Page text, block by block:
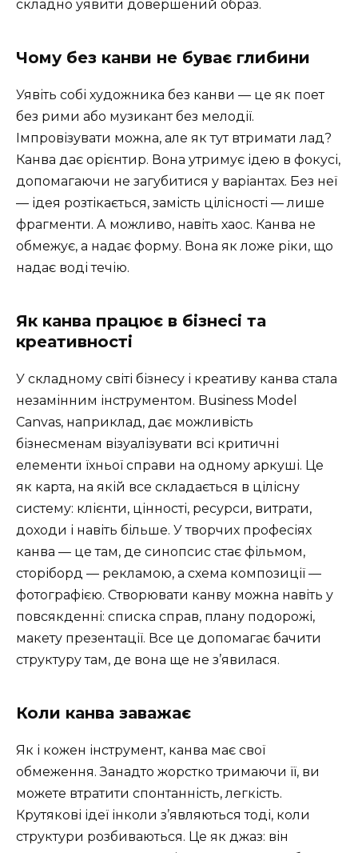
складно уявити довершений образ.
Чому без канви не буває глибини
Уявіть собі художника без канви — це як поет
без рими або музикант без мелодії.
Імпровізувати можна, але як тут втримати лад?
Канва дає орієнтир. Вона утримує ідею в фокусі,
допомагаючи не загубитися у варіантах. Без неї
— ідея розтікається, замість цілісності — лише
фрагменти. А можливо, навіть хаос. Канва не
обмежує, а надає форму. Вона як ложе ріки, що
надає воді течію.
Як канва працює в бізнесі та
креативності
У складному світі бізнесу і креативу канва стала
незамінним інструментом. Business Model
Canvas, наприклад, дає можливість
бізнесменам візуалізувати всі критичні
елементи їхньої справи на одному аркуші. Це
як карта, на якій все складається в цілісну
систему: клієнти, цінності, ресурси, витрати,
доходи і навіть більше. У творчих професіях
канва — це там, де синопсис стає фільмом,
сторіборд — рекламою, а схема композиції —
фотографією. Створювати канву можна навіть у
повсякденні: списка справ, плану подорожі,
макету презентації. Все це допомагає бачити
структуру там, де вона ще не з’явилася.
Коли канва заважає
Як і кожен інструмент, канва має свої
обмеження. Занадто жорстко тримаючи її, ви
можете втратити спонтанність, легкість.
Крутякові ідеї інколи з’являються тоді, коли
структури розбиваються. Це як джаз: він